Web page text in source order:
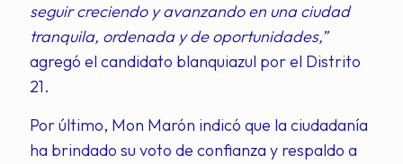
seguir creciendo y avanzando en una ciudad
tranquila, ordenada y de oportunidades,”
agregó el candidato blanquiazul por el Distrito
21.
Por último, Mon Marón indicó que la ciudadanía
ha brindado su voto de confianza y respaldo a